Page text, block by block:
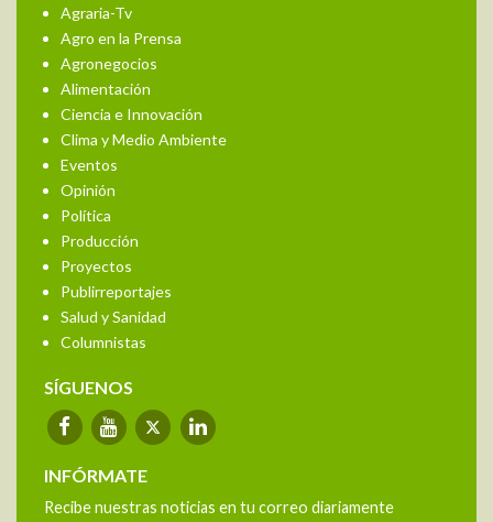
Agraria-Tv
Agro en la Prensa
Agronegocios
Alimentación
Ciencia e Innovación
Clima y Medio Ambiente
Eventos
Opinión
Política
Producción
Proyectos
Publirreportajes
Salud y Sanidad
Columnistas
SÍGUENOS
INFÓRMATE
Recibe nuestras noticias en tu correo diariamente